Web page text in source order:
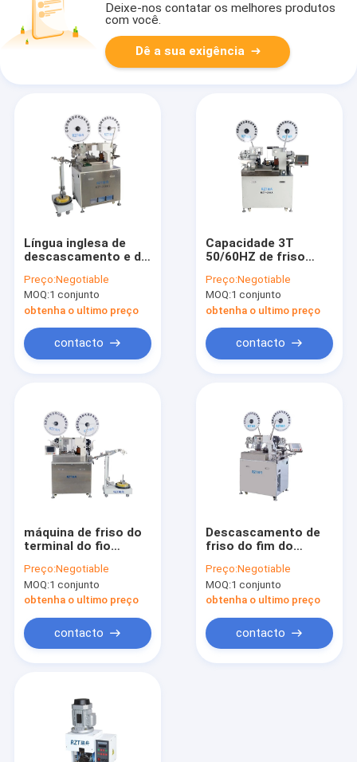
produtos
Quem Somos
Deixe-nos contatar os melhores produtos
com você.
Dê a sua exigência
Língua inglesa de
descascamento e de
da máquina apoiada
Preço:Negotiable
MOQ:1 conjunto
obtenha o ultimo preço
contacto
Capacidade 3T
50/60HZ de friso
completa da máquina
1. 2 - 1. do fio
Preço:Negotiable
MOQ:1 conjunto
obtenha o ultimo preço
contacto
máquina de friso do
terminal do fio
de processamento
do fio de Digitas
Preço:Negotiable
MOQ:1 conjunto
obtenha o ultimo preço
contacto
Descascamento de
friso do fim do
da máquina DSP do
fio terminal único
Preço:Negotiable
MOQ:1 conjunto
obtenha o ultimo preço
contacto